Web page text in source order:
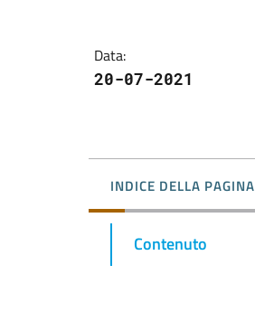
Data:
20-07-2021
INDICE DELLA PAGINA
Contenuto